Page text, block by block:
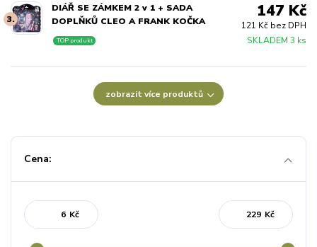
3.
DIÁŘ SE ZÁMKEM 2 v 1 + SADA
DOPLŇKŮ CLEO A FRANK KOČKA
SKLADEM 3 ks
TOP produkt
147 Kč
121 Kč bez DPH
zobrazit více produktů
Cena:
Kč Kč